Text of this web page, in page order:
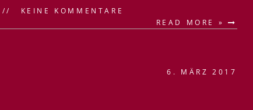
KEINE KOMMENTARE
READ MORE »
6. MÄRZ 2017